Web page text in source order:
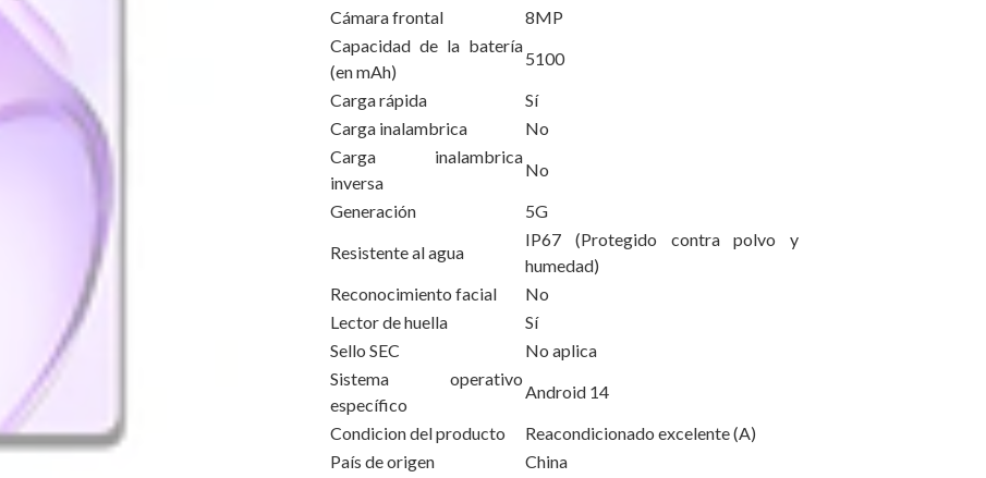
Cámara frontal
8MP
Capacidad de la batería
(en mAh)
5100
Carga rápida
Sí
Carga inalambrica
No
Carga inalambrica
inversa
No
Generación
5G
Resistente al agua
IP67 (Protegido contra polvo y
humedad)
Reconocimiento facial
No
Lector de huella
Sí
Sello SEC
No aplica
Sistema operativo
específico
Android 14
Condicion del producto
Reacondicionado excelente (A)
País de origen
China